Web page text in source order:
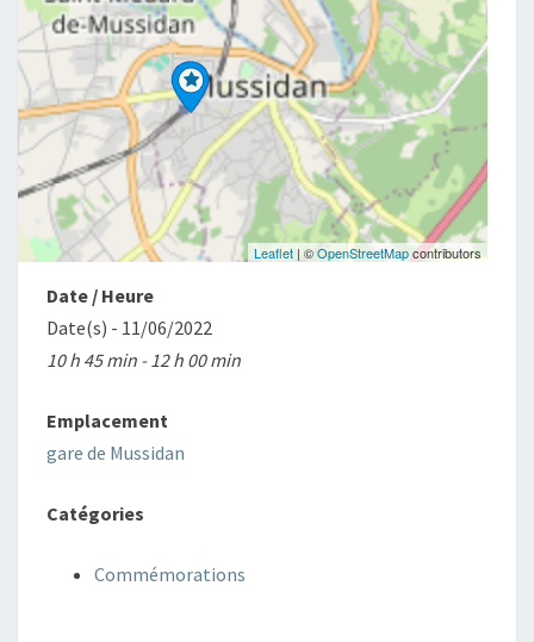
Leaflet | ©OpenStreetMapcontributors
Date / Heure
Date(s) - 11/06/2022
10 h 45 min - 12 h 00 min
Emplacement
gare de Mussidan
Catégories
Commémorations